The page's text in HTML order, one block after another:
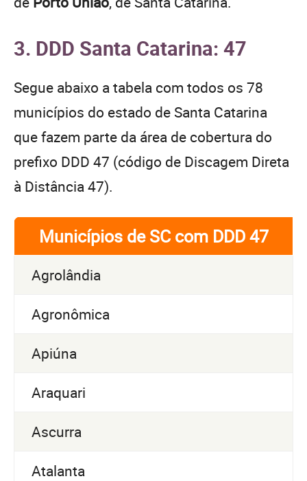
3. DDD Santa Catarina: 47
Segue abaixo a tabela com todos os 78
municípios do estado de Santa Catarina
que fazem parte da área de cobertura do
prefixo DDD 47 (código de Discagem Direta
à Distância 47).
Municípios de SC com DDD 47
Agrolândia
Agronômica
Apiúna
Araquari
Ascurra
Atalanta